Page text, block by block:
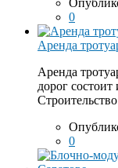
0
Аренда
Аренда
дорог
0